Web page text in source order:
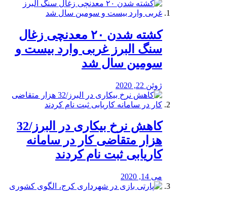
کشته شدن ۲۰ معدنچی زغال
سنگ البرز غربی وارد بیست و
سومین سال شد
ژوئن 22, 2020
کاهش نرخ بیکاری در البرز/32
هزار متقاضی کار در سامانه
کاریابی ثبت نام کردند
می 14, 2020